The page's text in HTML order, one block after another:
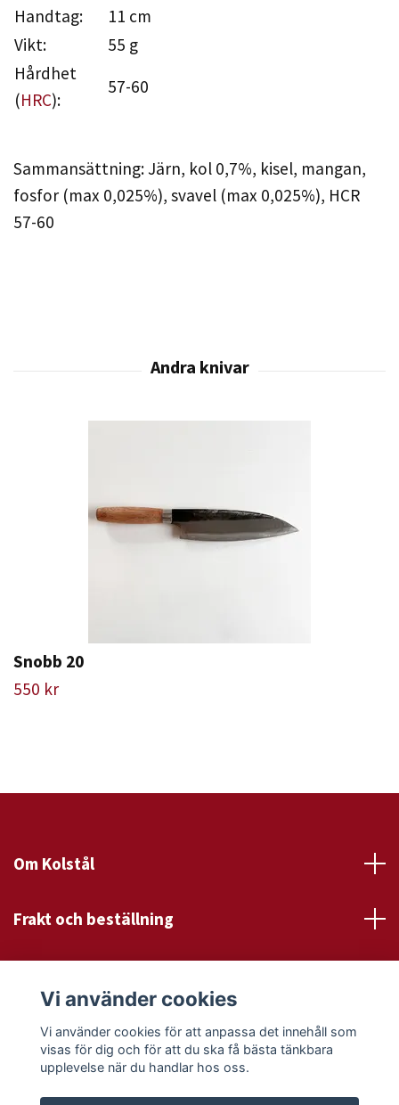
Handtag:
11 cm
Vikt:
55 g
Hårdhet
(HRC):
57-60
Sammansättning: Järn, kol 0,7%, kisel, mangan,
fosfor (max 0,025%), svavel (max 0,025%), HCR
57-60
Snobb 20
550 kr
Om Kolstål
Frakt och beställning
Sociala medier
Vi använder cookies
Vi använder cookies för att anpassa det innehåll som
visas för dig och för att du ska få bästa tänkbara
upplevelse när du handlar hos oss.